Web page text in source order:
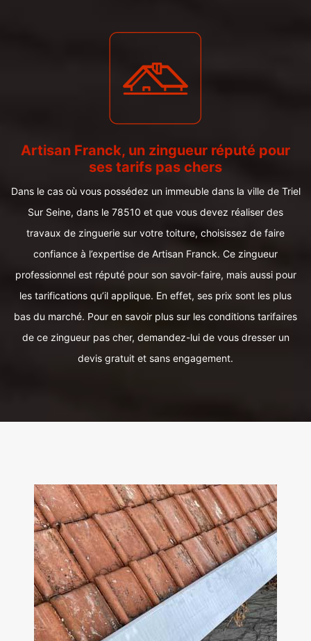
Artisan Franck, un zingueur réputé pour
ses tarifs pas chers
Dans le cas où vous possédez un immeuble dans la ville de Triel
Sur Seine, dans le 78510 et que vous devez réaliser des
travaux de zinguerie sur votre toiture, choisissez de faire
confiance à l’expertise de Artisan Franck. Ce zingueur
professionnel est réputé pour son savoir-faire, mais aussi pour
les tarifications qu’il applique. En effet, ses prix sont les plus
bas du marché. Pour en savoir plus sur les conditions tarifaires
de ce zingueur pas cher, demandez-lui de vous dresser un
devis gratuit et sans engagement.